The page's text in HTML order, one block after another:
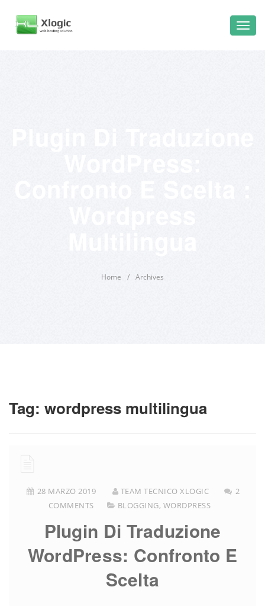
Home / Archives
Tag: wordpress multilingua
28 MARZO 2019 TEAM TECNICO XLOGIC
2
COMMENTS
BLOGGING, WORDPRESS
Plugin Di Traduzione
WordPress: Confronto E
Scelta